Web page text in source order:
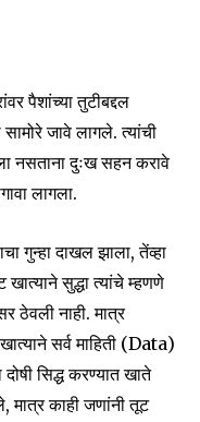
पैशांच्या तुटीबद्दल
सामोरे जावे लागले. त्यांची
नसताना दुःख सहन करावे
लागला.
गुन्हा दाखल झाला, तेंव्हा
सुद्धा त्यांचे म्हणणे
ठेवली नाही. मात्र
सर्व माहिती (Data)
दोषी सिद्ध करण्यात खाते
काही जणांनी तूट